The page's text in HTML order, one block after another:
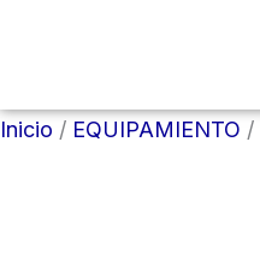
Inicio / EQUIPAMIENTO /